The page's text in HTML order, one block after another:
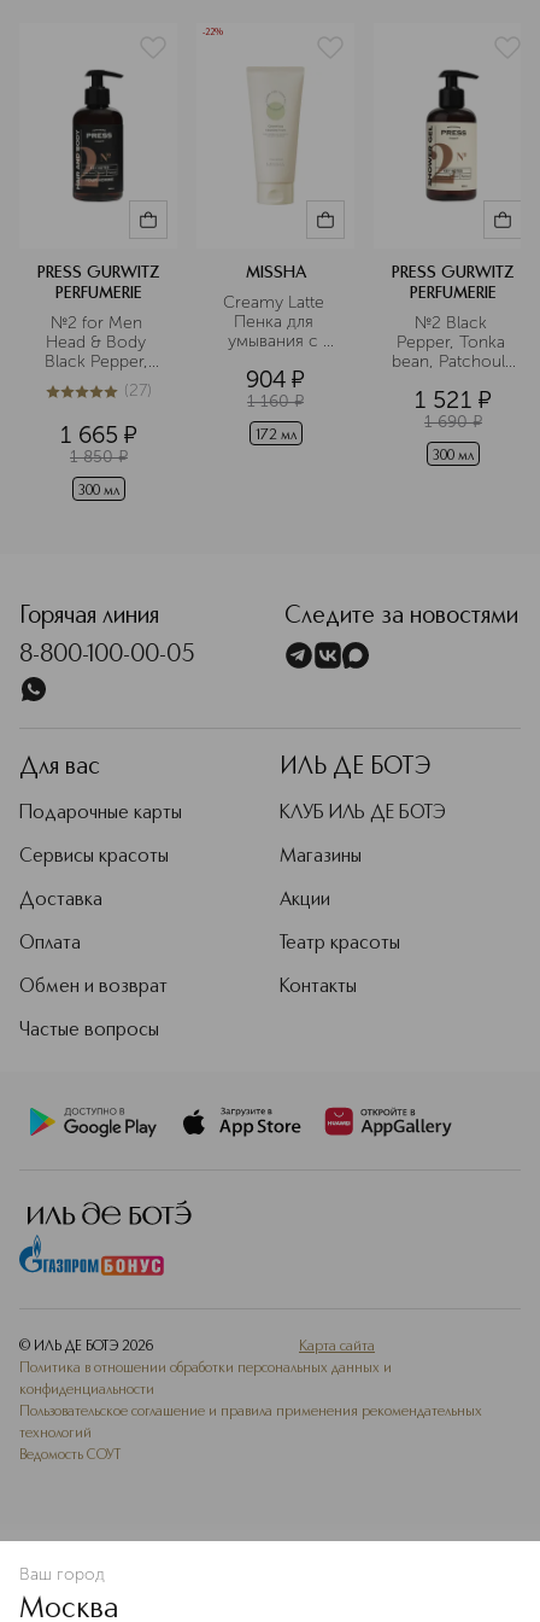
PRESS GURWITZ
PERFUMERIE
№2 for Men
Head & Body
Black Pepper,
Tonka bean,
Patchouli
шампунь-гель 2
в 1 для волос и
тела
5из 527 (27)
1 665 ¤
1 850 ¤
300 мл
-22%
MISSHA
Creamy Latte
Пенка для
умывания с
904 ¤
1 160 ¤
172 мл
PRESS GURWITZ
PERFUMERIE
№2 Black
Pepper, Tonka
bean, Patchouli
1 521 ¤
1 690 ¤
300 мл
В КОРЗИНУ
Горячая линия
8-800-100-00-05
Следите за новостями
Для вас
Подарочные карты
Сервисы красоты
Доставка
Оплата
Обмен и возврат
Частые вопросы
ИЛЬ ДЕ БОТЭ
КЛУБ ИЛЬ ДЕ БОТЭ
Магазины
Акции
Театр красоты
Контакты
© ИЛЬ ДЕ БОТЭ 2026
Карта сайта
Политика в отношении обработки персональных данных и
конфиденциальности
Пользовательское соглашение и правила применения рекомендательных
технологий
Ведомость СОУТ
Ваш город
Москва